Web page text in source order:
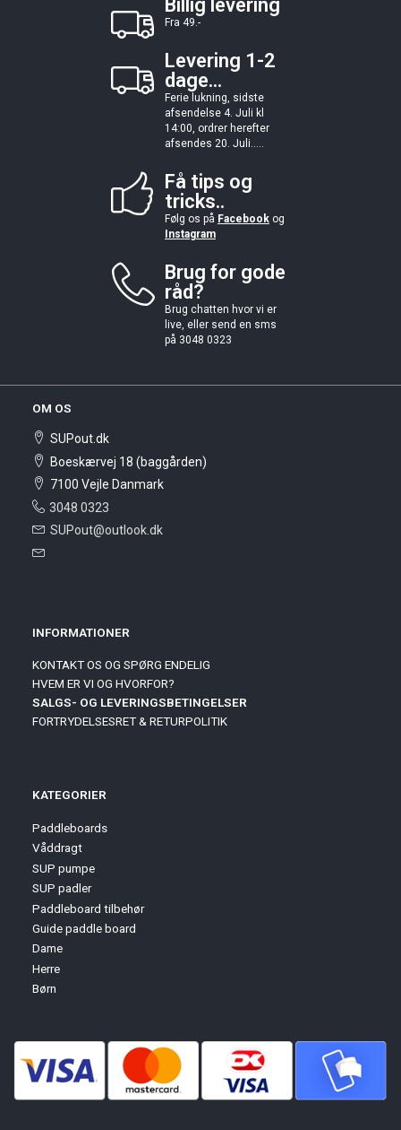
Billig levering
Fra 49.-
Levering 1-2
dage...
Ferie lukning, sidste
afsendelse 4. Juli kl
14:00, ordrer herefter
afsendes 20. Juli.....
Få tips og
tricks..
Følg os på Facebook og
Instagram
Brug for gode
råd?
Brug chatten hvor vi er
live, eller send en sms
på 3048 0323
OM OS
SUPout.dk
Boeskærvej 18 (baggården)
7100 Vejle Danmark
3048 0323
SUPout@outlook.dk
INFORMATIONER
KONTAKT OS OG SPØRG ENDELIG
HVEM ER VI OG HVORFOR?
SALGS- OG LEVERINGSBETINGELSER
FORTRYDELSESRET & RETURPOLITIK
KATEGORIER
Paddleboards
Våddragt
SUP pumpe
SUP padler
Paddleboard tilbehør
Guide paddle board
Dame
Herre
Børn